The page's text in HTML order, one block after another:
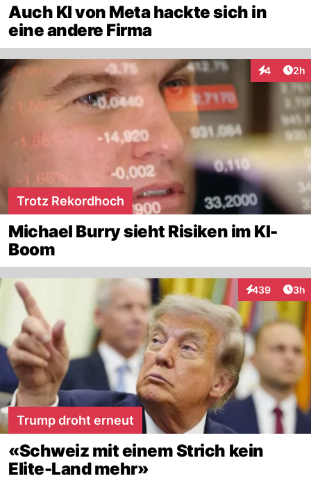
Auch KI von Meta hackte sich in
eine andere Firma
4 2h
Trotz Rekordhoch
Michael Burry sieht Risiken im KI-
Boom
439
Interaktionen
3h
Trump droht erneut
«Schweiz mit einem Strich kein
Elite-Land mehr»